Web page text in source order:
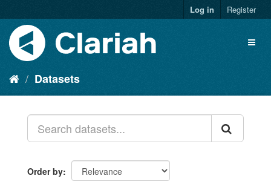
Log in Register
Datasets
Order by